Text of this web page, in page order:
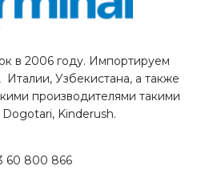
в 2006 году. Импортируем
Узбекистана, а также
производителями такими
Kinderush.
60 800 866